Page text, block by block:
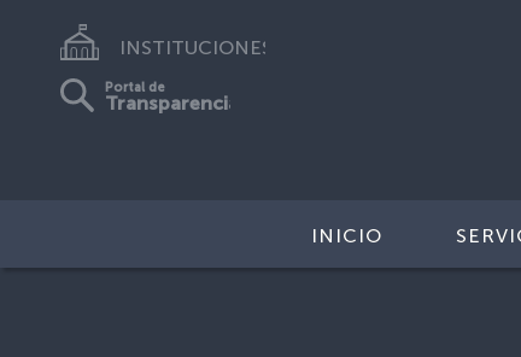
INSTITUCIONES
Portal de
Transparencia
INICIO